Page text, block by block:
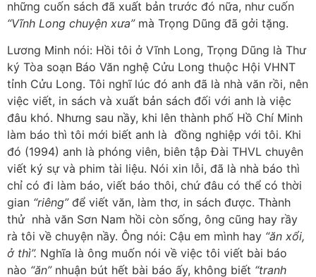
những cuốn sách đã xuất bản trước đó nữa, như cuốn
“Vĩnh Long chuyện xưa”mà Trọng Dũng đã gởi tặng.
Lương Minh nói: Hồi tôi ở Vĩnh Long, Trọng Dũng là Thư
ký Tòa soạn Báo Văn nghệ Cửu Long thuộc Hội VHNT
tỉnh Cửu Long. Tôi nghĩ lúc đó anh đã là nhà văn rồi, nên
việc viết, in sách và xuất bản sách đối với anh là việc
đâu khó. Nhưng sau nầy, khi lên thành phố Hồ Chí Minh
làm báo thì tôi mới biết anh là đồng nghiệp với tôi. Khi
đó (1994) anh là phóng viên, biên tập Đài THVL chuyên
viết ký sự và phim tài liệu. Nói xin lỗi, đã là nhà báo thì
chỉ có đi làm báo, viết báo thôi, chứ đâu có thể có thời
gian “riêng”để viết văn, làm thơ, in sách được. Thành
thử nhà văn Sơn Nam hồi còn sống, ông cũng hay rầy
rà tôi về chuyện nầy. Ông nói: Cậu em mình hay “ăn xổi,
ở thì”. Nghĩa là ông muốn nói về việc tôi viết bài báo
nào “ăn”nhuận bút hết bài báo ấy, không biết “tranh